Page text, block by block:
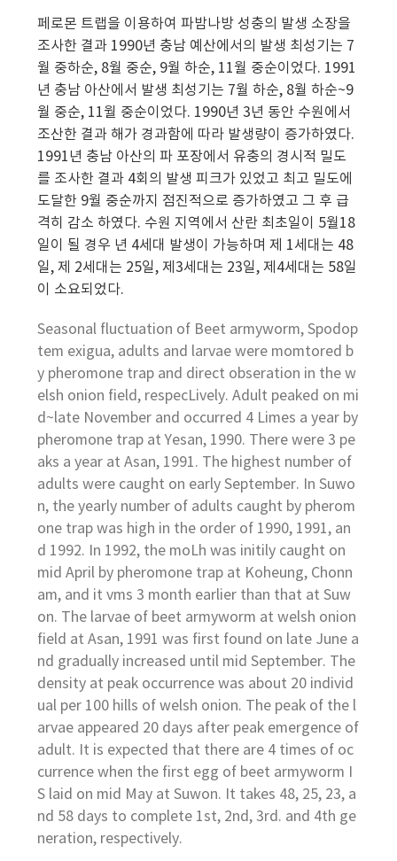
페로몬 트랩을 이용하여 파밤나방 성충의 발생 소장을
조사한 결과 1990년 충남 예산에서의 발생 최성기는 7
월 중하순, 8월 중순, 9월 하순, 11월 중순이었다. 1991
년 충남 아산에서 발생 최성기는 7월 하순, 8월 하순~9
월 중순, 11월 중순이었다. 1990년 3년 동안 수원에서
조산한 결과 해가 경과함에 따라 발생량이 증가하였다.
1991년 충남 아산의 파 포장에서 유충의 경시적 밀도
를 조사한 결과 4회의 발생 피크가 있었고 최고 밀도에
도달한 9월 중순까지 점진적으로 증가하였고 그 후 급
격히 감소 하였다. 수원 지역에서 산란 최초일이 5월18
일이 될 경우 년 4세대 발생이 가능하며 제 1세대는 48
일, 제 2세대는 25일, 제3세대는 23일, 제4세대는 58일
이 소요되었다.
Seasonal fluctuation of Beet armyworm, Spodop
tem exigua, adults and larvae were momtored b
y pheromone trap and direct obseration in the w
elsh onion field, respecLively. Adult peaked on mi
d~late November and occurred 4 Limes a year by
pheromone trap at Yesan, 1990. There were 3 pe
aks a year at Asan, 1991. The highest number of
adults were caught on early September. In Suwo
n, the yearly number of adults caught by pherom
one trap was high in the order of 1990, 1991, an
d 1992. In 1992, the moLh was initily caught on
mid April by pheromone trap at Koheung, Chonn
am, and it vms 3 month earlier than that at Suw
on. The larvae of beet armyworm at welsh onion
field at Asan, 1991 was first found on late June a
nd gradually increased until mid September. The
density at peak occurrence was about 20 individ
ual per 100 hills of welsh onion. The peak of the l
arvae appeared 20 days after peak emergence of
adult. It is expected that there are 4 times of oc
currence when the first egg of beet armyworm I
S laid on mid May at Suwon. It takes 48, 25, 23, a
nd 58 days to complete 1st, 2nd, 3rd. and 4th ge
neration, respectively.